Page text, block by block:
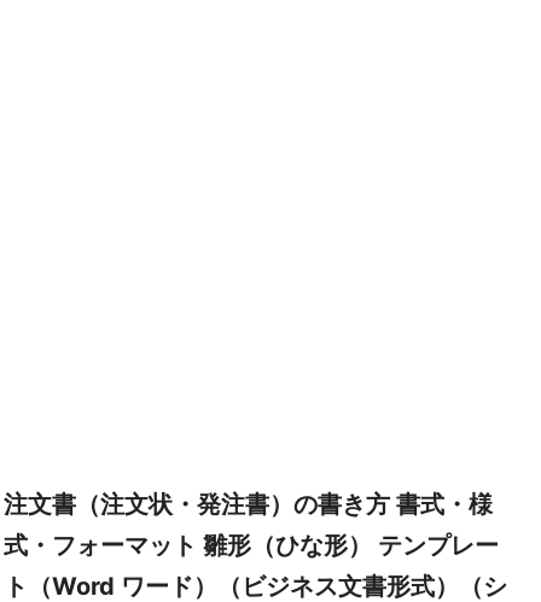
注文書（注文状・発注書）の書き方 書式・様
式・フォーマット 雛形（ひな形） テンプレー
ト（Word ワード）（ビジネス文書形式）（シ